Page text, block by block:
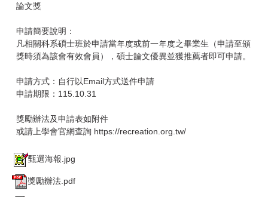
論文獎
申請簡要說明：
凡相關科系碩士班於申請當年度或前一年度之畢業生（申請至頒
獎時須為該會有效會員），碩士論文優異並獲推薦者即可申請。
申請方式：自行以Email方式送件申請
申請期限：115.10.31
獎勵辦法及申請表如附件
或請上學會官網查詢 https://recreation.org.tw/
甄選海報.jpg
獎勵辦法.pdf